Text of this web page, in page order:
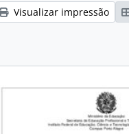
Visualizar impressão